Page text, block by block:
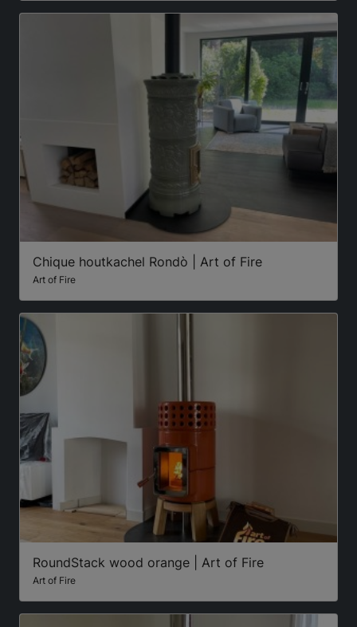
Chique houtkachel Rondò | Art of Fire
Art of Fire
RoundStack wood orange | Art of Fire
Art of Fire